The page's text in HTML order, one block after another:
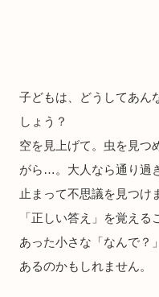
子どもは、どうしてあん
しょう？
空を見上げて。虫を見つ
がら…。大人なら通り過
止まって不思議を見つけ
「正しい答え」を覚え
あった小さな「なんで？
あるのかもしれません。